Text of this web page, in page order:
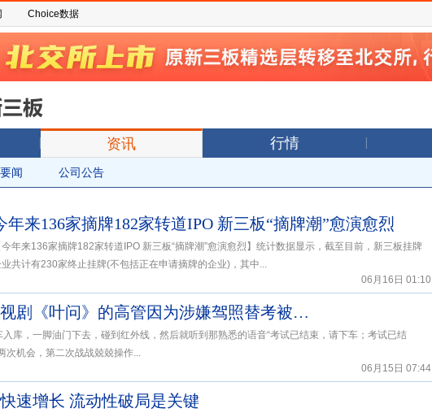
Choice数据
资讯 行情
闻 公司公告
年来136家摘牌182家转道IPO 新三板“摘牌潮”愈演愈烈
今年来136家摘牌182家转道IPO 新三板“摘牌潮”愈演愈烈】统计数据显示，截至目前，新三板挂牌
共计有230家终止挂牌(不包括正在申请摘牌的企业)，其中...
06月16日 01:10
这位参与制作电视剧《叶问》的高管因为涉嫌驾照替考被采取措施了！
库，一脚油门下去，碰到红外线，然后就听到那熟悉的语音“考试已结束，请下车；考试已结
机会，第二次战战兢兢操作...
06月15日 07:44
速增长 流动性破局是关键